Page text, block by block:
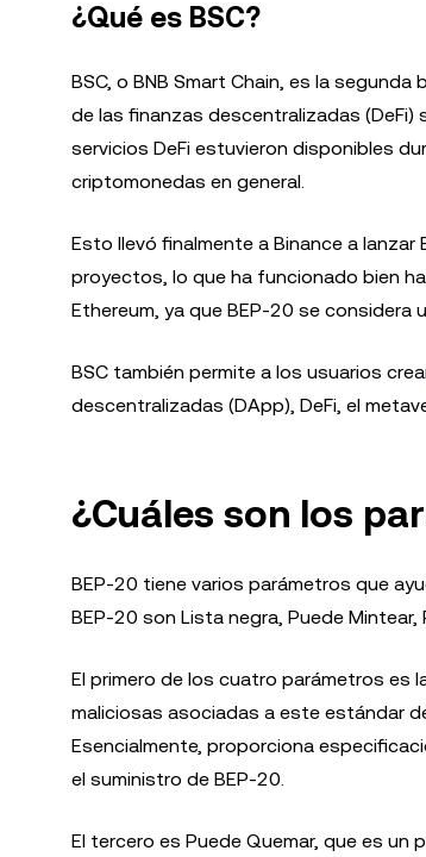
¿Qué es BSC?
BSC, o BNB Smart Chain, es la
de las finanzas descentralizadas
servicios DeFi estuvieron disponibles
criptomonedas en general.
Esto llevó finalmente a Binance a
proyectos, lo que ha funcionado bien
Ethereum, ya que BEP-20 se considera
BSC también permite a los usuarios
descentralizadas (DApp), DeFi, el
¿Cuáles son los
BEP-20 tiene varios parámetros que
BEP-20 son Lista negra, Puede Mintear,
El primero de los cuatro parámetros es
maliciosas asociadas a este estándar
Esencialmente, proporciona
el suministro de BEP-20.
El tercero es Puede Quemar, que es